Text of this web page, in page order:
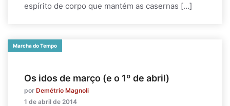
espírito de corpo que mantém as casernas […]
Marcha do Tempo
Os idos de março (e o 1º de abril)
por Demétrio Magnoli
1 de abril de 2014